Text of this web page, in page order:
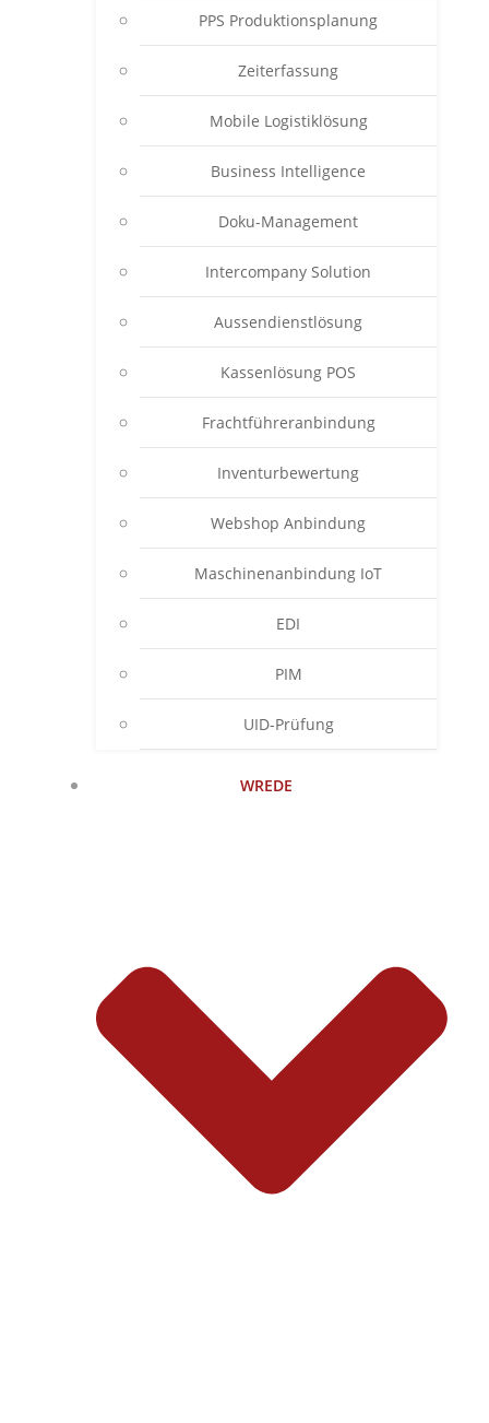
PPS Produktionsplanung
Zeiterfassung
Mobile Logistiklösung
Business Intelligence
Doku-Management
Intercompany Solution
Aussendienstlösung
Kassenlösung POS
Frachtführeranbindung
Inventurbewertung
Webshop Anbindung
Maschinenanbindung IoT
EDI
PIM
UID-Prüfung
WREDE